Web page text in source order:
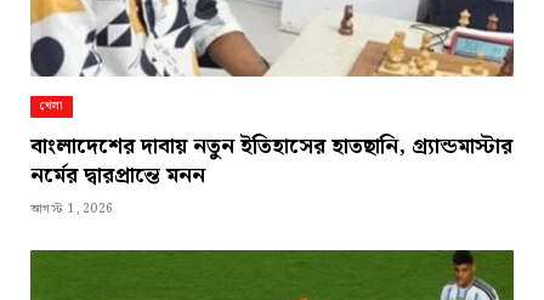
খেলা
বাংলাদেশের দাবায় নতুন ইতিহাসের হাতছানি, গ্র্যান্ডমাস্টার
নর্মের দ্বারপ্রান্তে মনন
আগস্ট 1, 2026